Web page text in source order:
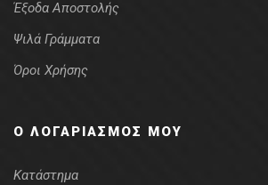
Έξοδα Αποστολής
Ψιλά Γράμματα
Όροι Χρήσης
Ο ΛΟΓΑΡΙΑΣΜΌΣ ΜΟΥ
Κατάστημα